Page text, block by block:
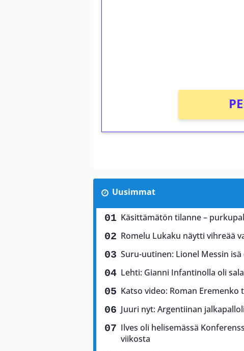
Uusimmat
Käsittämätön tilanne –
Romelu Lukaku näytti vihreää
Suru-uutinen: Lionel Messin
Lehti: Gianni Infantinolla oli
Katso video: Roman
Juuri nyt: Argentiinan
Ilves oli helisemässä
viikosta